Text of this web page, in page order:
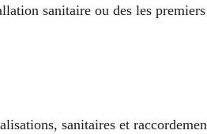
sanitaire ou des les
sanitaires et